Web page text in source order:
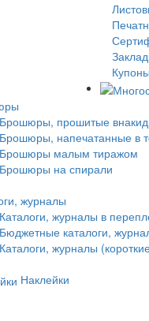
Купоны
Брошюры, прошитые
Брошюры, напечатанные в
Брошюры малым тиражом
Брошюры на спирали
журналы
Каталоги, журналы в
Бюджетные каталоги,
Каталоги, журналы
Наклейки